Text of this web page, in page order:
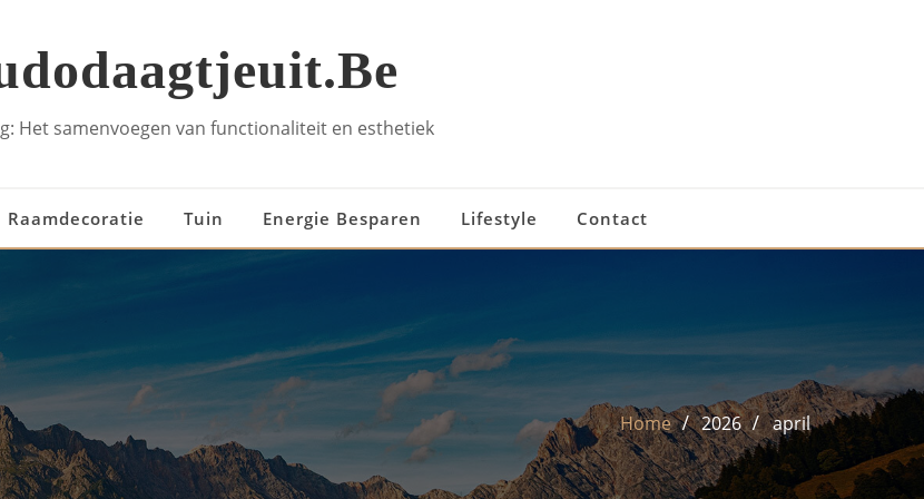
Het samenvoegen van functionaliteit en esthetiek
Raamdecoratie Tuin Energie Besparen Lifestyle Contact
Home 2026 april